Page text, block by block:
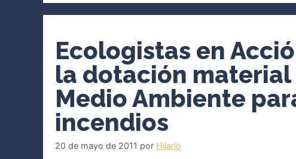
Ecologistas en
la dotación material
Medio Ambiente
incendios
20 de mayo de 2011 por Hilario